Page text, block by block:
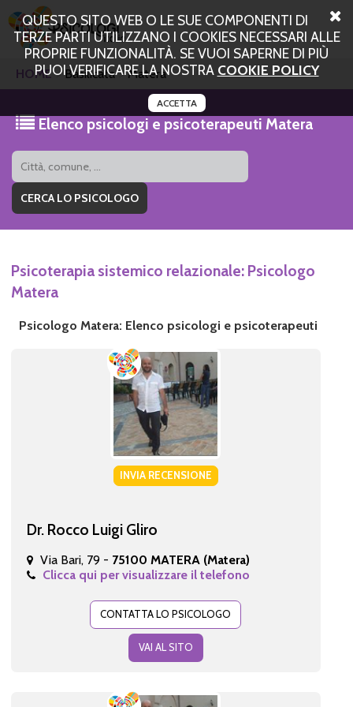
QUESTO SITO WEB O LE SUE COMPONENTI DI
TERZE PARTI UTILIZZANO I COOKIES NECESSARI ALLE
PROPRIE FUNZIONALITÀ. SE VUOI SAPERNE DI PIÙ
PUOI VERIFICARE LA NOSTRA COOKIE POLICY
ACCETTA
HOME Basilicata Matera
Elenco psicologi e psicoterapeuti Matera
Psicoterapia sistemico relazionale: Psicologo
Matera
Psicologo Matera: Elenco psicologi e psicoterapeuti
INVIA RECENSIONE
Dr. Rocco Luigi Gliro
Via Bari, 79 - 75100 MATERA (Matera)
Clicca qui per visualizzare il telefono
CONTATTA LO PSICOLOGO
VAI AL SITO